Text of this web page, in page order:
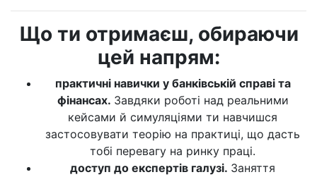
Що ти отримаєш, обираючи
цей напрям:
практичні навички у банківській справі та
фінансах. Завдяки роботі над реальними
кейсами й симуляціями ти навчишся
застосовувати теорію на практиці, що дасть
тобі перевагу на ринку праці.
доступ до експертів галузі. Заняття